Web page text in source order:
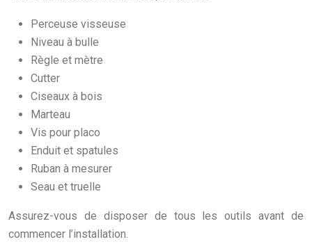
Perceuse visseuse
Niveau à bulle
Règle et mètre
Cutter
Ciseaux à bois
Marteau
Vis pour placo
Enduit et spatules
Ruban à mesurer
Seau et truelle
Assurez-vous de disposer de tous les outils avant de
commencer l’installation.